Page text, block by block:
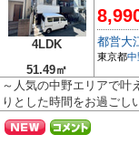
4LDK
51.49㎡
都営大
東京都中
～人気の中野エリアで
りとした時間をお過ご